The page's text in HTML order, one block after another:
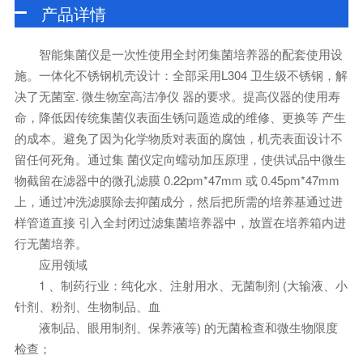
产品详情
智能集菌仪是一次性使用全封闭集菌培养器的配套使用设
施。一体化不锈钢机壳设计：全部采用L304 卫生级不锈钢，解
决了无菌室. 微生物室高洁净仪 器的要求。提高仪器的使用寿
命，降低因传统集菌仪表面生锈问题造成的维修、更换等 产生
的成本。避免了因为化学物质对表面的腐蚀，机壳表面设计不
留任何死角。通过集 菌仪定向蠕动加压原理，使供试品中微生
物截留在滤器中的微孔滤膜 0.22pm*47mm 或 0.45pm*47mm
上，通过冲洗滤膜除去抑菌成分，然后把所需的培养基通过进
样管道直接 引入全封闭过滤集菌培养器中，放置在培养箱内进
行无菌培养。
应用领域
1 、制药行业：纯化水、注射用水、无菌制剂 (大输液、小
针剂、粉剂、生物制品、血
液制品、眼用制剂、保养液等) 的无菌检查和微生物限度
检查；